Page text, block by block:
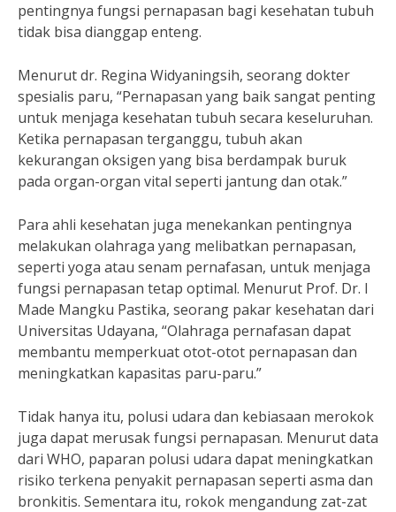
pentingnya fungsi pernapasan bagi kesehatan tubuh
tidak bisa dianggap enteng.
Menurut dr. Regina Widyaningsih, seorang dokter
spesialis paru, “Pernapasan yang baik sangat penting
untuk menjaga kesehatan tubuh secara keseluruhan.
Ketika pernapasan terganggu, tubuh akan
kekurangan oksigen yang bisa berdampak buruk
pada organ-organ vital seperti jantung dan otak.”
Para ahli kesehatan juga menekankan pentingnya
melakukan olahraga yang melibatkan pernapasan,
seperti yoga atau senam pernafasan, untuk menjaga
fungsi pernapasan tetap optimal. Menurut Prof. Dr. I
Made Mangku Pastika, seorang pakar kesehatan dari
Universitas Udayana, “Olahraga pernafasan dapat
membantu memperkuat otot-otot pernapasan dan
meningkatkan kapasitas paru-paru.”
Tidak hanya itu, polusi udara dan kebiasaan merokok
juga dapat merusak fungsi pernapasan. Menurut data
dari WHO, paparan polusi udara dapat meningkatkan
risiko terkena penyakit pernapasan seperti asma dan
bronkitis. Sementara itu, rokok mengandung zat-zat